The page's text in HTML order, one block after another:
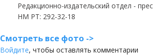
Редакционно-издательский отдел -
НМ РТ: 292-32-18
Смотреть все фото ->
Войдите, чтобы оставлять комментарии